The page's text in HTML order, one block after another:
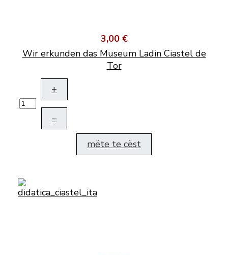
3,00 €
Wir erkunden das Museum Ladin Ciastel de
Tor
+
–
mëte te cëst